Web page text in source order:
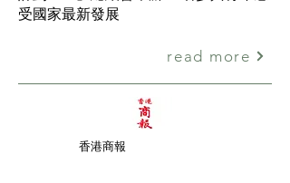
受國家最新發展
read more
香港商報